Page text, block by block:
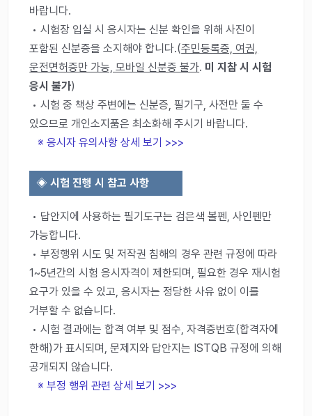
바랍니다.
• 시험장 입실 시 응시자는 신분 확인을 위해 사진이
포함된 신분증을 소지해야 합니다.(주민등록증, 여권,
운전면허증만 가능, 모바일 신분증 불가. 미 지참 시 시험
응시 불가)
• 시험 중 책상 주변에는 신분증, 필기구, 사전만 둘 수
있으므로 개인소지품은 최소화해 주시기 바랍니다.
※ 응시자 유의사항 상세 보기 >>>
◈시험 진행 시 참고 사항
• 답안지에 사용하는 필기도구는 검은색 볼펜, 사인펜만
가능합니다.
• 부정행위 시도 및 저작권 침해의 경우 관련 규정에 따라
1~5년간의 시험 응시자격이 제한되며, 필요한 경우 재시험
요구가 있을 수 있고, 응시자는 정당한 사유 없이 이를
거부할 수 없습니다.
• 시험 결과에는 합격 여부 및 점수, 자격증번호(합격자에
한해)가 표시되며, 문제지와 답안지는 ISTQB 규정에 의해
공개되지 않습니다.
※ 부정 행위 관련 상세 보기 >>>